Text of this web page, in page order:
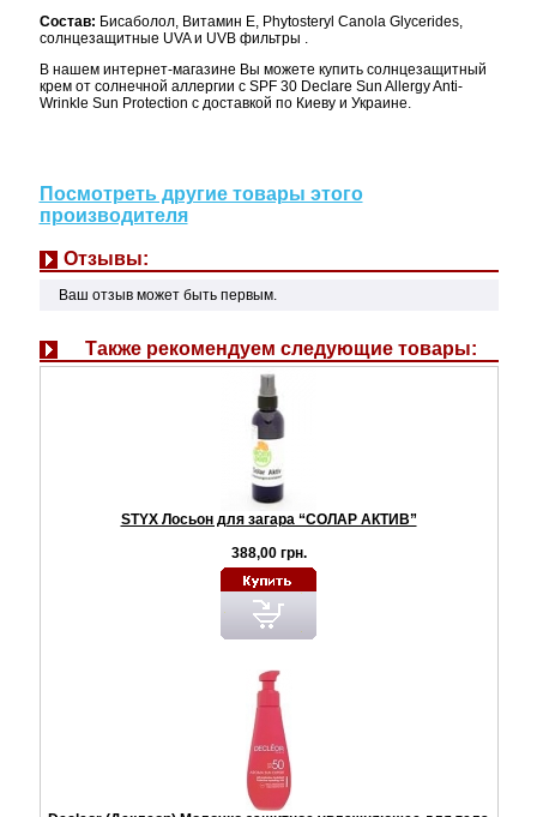
Состав: Бисаболол, Витамин Е, Phytosteryl Canola Glycerides,
солнцезащитные UVA и UVB фильтры .
В нашем интернет-магазине Вы можете купить солнцезащитный
крем от солнечной аллергии с SPF 30 Declare Sun Allergy Anti-
Wrinkle Sun Protection с доставкой по Киеву и Украине.
Посмотреть другие товары этого
производителя
Отзывы:
Ваш отзыв может быть первым.
Также рекомендуем следующие товары:
STYX Лосьон для загара “СОЛАР АКТИВ”
388,00 грн.